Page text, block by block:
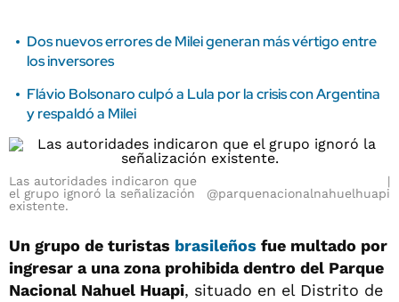
Dos nuevos errores de Milei generan más vértigo entre
los inversores
Flávio Bolsonaro culpó a Lula por la crisis con Argentina
y respaldó a Milei
Las autoridades indicaron que
el grupo ignoró la señalización
existente.
@parquenacionalnahuelhuapi
Un grupo de turistas brasileños fue multado por
ingresar a una zona prohibida dentro del Parque
Nacional Nahuel Huapi, situado en el Distrito de